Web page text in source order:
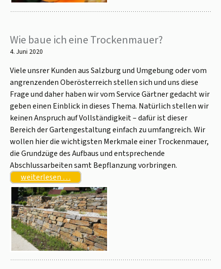
Wie baue ich eine Trockenmauer?
4. Juni 2020
Viele unsrer Kunden aus Salzburg und Umgebung oder vom
angrenzenden Oberösterreich stellen sich und uns diese
Frage und daher haben wir vom Service Gärtner gedacht wir
geben einen Einblick in dieses Thema. Natürlich stellen wir
keinen Anspruch auf Vollständigkeit – dafür ist dieser
Bereich der Gartengestaltung einfach zu umfangreich. Wir
wollen hier die wichtigsten Merkmale einer Trockenmauer,
die Grundzüge des Aufbaus und entsprechende
Abschlussarbeiten samt Bepflanzung vorbringen.
weiterlesen …